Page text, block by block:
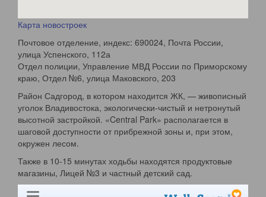
Карта новостроек
Почтовое отделение, индекс: 690024, Почта России,
улица Успенского, 112а
Отдел полиции, Управление МВД России по Приморскому
краю, Отдел №6, ​улица Маковского, 203
Район Садгород, в котором находится ЖК, — живописный
уголок Владивостока, экологически-чистый и нетронутый
высотной застройкой. «Central Park» располагается в
шаговой доступности от прибрежной зоны и, при этом,
окружен лесом.
Также в 10-15 минутах ходьбы находятся продуктовые
магазины, Лицей №3 и частный детский сад.